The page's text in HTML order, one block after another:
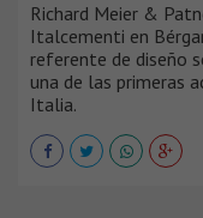
Richard Meier &
Italcementi en
referente de diseño
una de las primeras
Italia.